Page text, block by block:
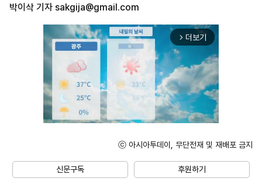
박이삭 기자 sakgija@gmail.com
arrow_forward_ios 더보기
ⓒ 아시아투데이, 무단전재 및 재배포 금지
신문구독 후원하기